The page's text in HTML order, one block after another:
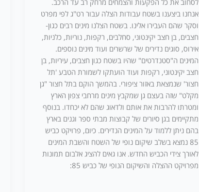
אנחנו ביצענו בשטח עבודות הצלה עבור רט"ג לפי מפרט
וסקר שהם העבירו אלינו. בשטח הצלנו מינים רבים כגון-
חצבים, בן חצב יקינטוני, סחלבים, רקפות, נוריות, כלניות,
אירוס, סוגים נדירים של שרשרים ועוד מינים נוספים.
המינים ה"סטנדרטים" שהיו בשטח כגון חצבים, עיריות, בן
חצב יקינטוני, רקפות ועוד הועתקו לשמורת הטבע 'תל
חצור' שנמצאת באזור ציפורי. בהמשך הוקם בתל חצור "גן
מקלט" שזה בעצם גן שמקבץ מינים מרחבי צפון הארץ
ומטרתו להרבות את אותם ולדאוג שהם לא יכחדו. בנוסף
מתקיימים בגן סיורים של קבוצות מבתי ספר וגנים בארץ
בהם ניתן ללמוד על המינים הנדירים. כיום, פרויקט כביש
85 נמצא בשלב שיקום נופי של השטח והשבת המינים
לאורך צידי הכביש החדש. אנו גאים להציג אלבום תמונות
מפרויקט ההצלה והשיקום הנופי של כביש 85: